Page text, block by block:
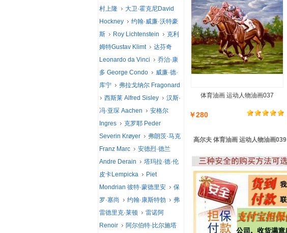
体育油画 运动人物油画037
￥280
高尔夫 体育油画 运动人物油画039
村上隆
大卫·霍克尼David
Hockney
约翰·威廉·沃特豪
斯
Roy Lichtenstein
克利
姆特Gustav Klimt
达芬奇
Leonardo da Vinci
乔治·康
多 George Condo
威廉·德·
库宁
弗拉戈纳尔 Fragonard
西斯莱 Alfred Sisley
汉斯·
冯·亚琛 Aachen
安格尔
Ingres
克罗耶 Peder
Severin Krøyer
弗朗茨·马克
Franz Marc
安德烈·德兰
Andre Derain
塔玛拉·德·伦
皮卡Lempicka
Piet
Mondrian 彼特·蒙德里安
保
罗·塞尚
约翰·康斯特勃
弗
雷德里克·莱顿
雷诺阿
Renoir
阿尔伯特·比尔施塔